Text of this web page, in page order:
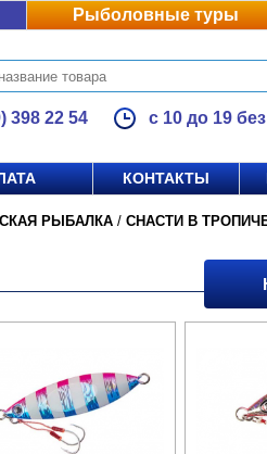
Рыболовные туры
398 22 54 с 10 до 19
КОНТАКТЫ
РЫБАЛКА / СНАСТИ В